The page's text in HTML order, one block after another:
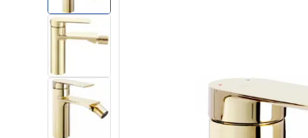
Sprchové žľaby
Sanitárna keramika